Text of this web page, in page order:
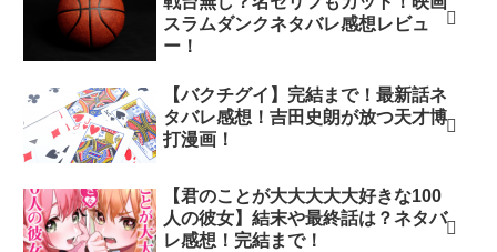
スラムダンクネタバレ感想レビュ
ー！
【バクチグイ】完結まで！最新話ネ
タバレ感想！吉田史朗が放つ天才博
打漫画！
【君のことが大大大大大好きな100
人の彼女】結末や最終話は？ネタバ
レ感想！完結まで！